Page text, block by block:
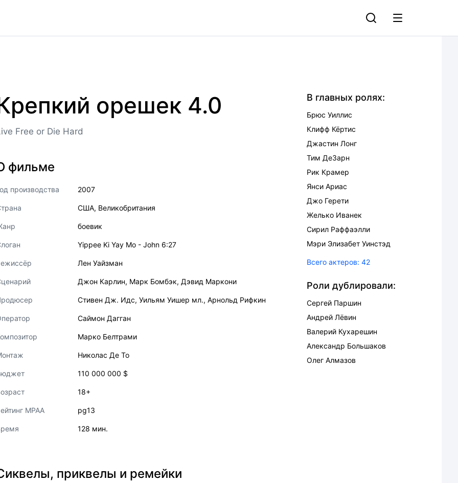
орешек 4.0
Free or Die Hard
фильме
производства 2007
США, Великобритания
боевик
Yippee Ki Yay Mo - John 6:27
Лен Уайзман
Джон Карлин, Марк Бомбэк, Дэвид Маркони
Стивен Дж. Идс, Уильям Уишер мл., Арнольд Рифкин
Саймон Дагган
Марко Белтрами
Николас Де То
110 000 000 $
18+
MPAA pg13
128 мин.
В главных ролях:
Брюс Уиллис
Клифф Кёртис
Джастин Лонг
Тим ДеЗарн
Рик Крамер
Янси Ариас
Джо Герети
Желько Иванек
Сирил Раффаэлли
Мэри Элизабет Уинстэд
Всего актеров: 42
Роли дублировали:
Сергей Паршин
Андрей Лёвин
Валерий Кухарешин
Александр Большаков
Олег Алмазов
приквелы и ремейки